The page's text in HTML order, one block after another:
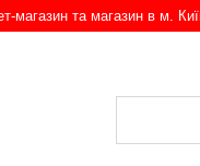
магазин та магазин в м.